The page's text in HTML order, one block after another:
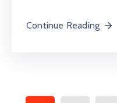
Continue Reading